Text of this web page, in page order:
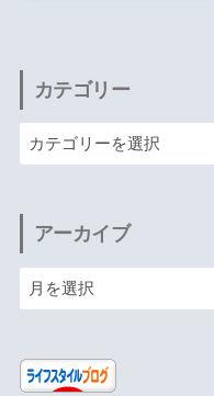
カテゴリー
アーカイブ